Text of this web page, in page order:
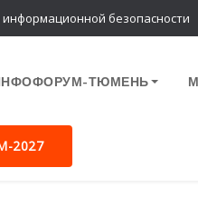
безопасности
ТЮМЕНЬ
2027